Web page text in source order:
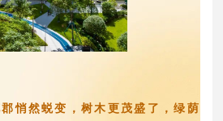
悄然蜕变，树木更茂盛了，绿荫